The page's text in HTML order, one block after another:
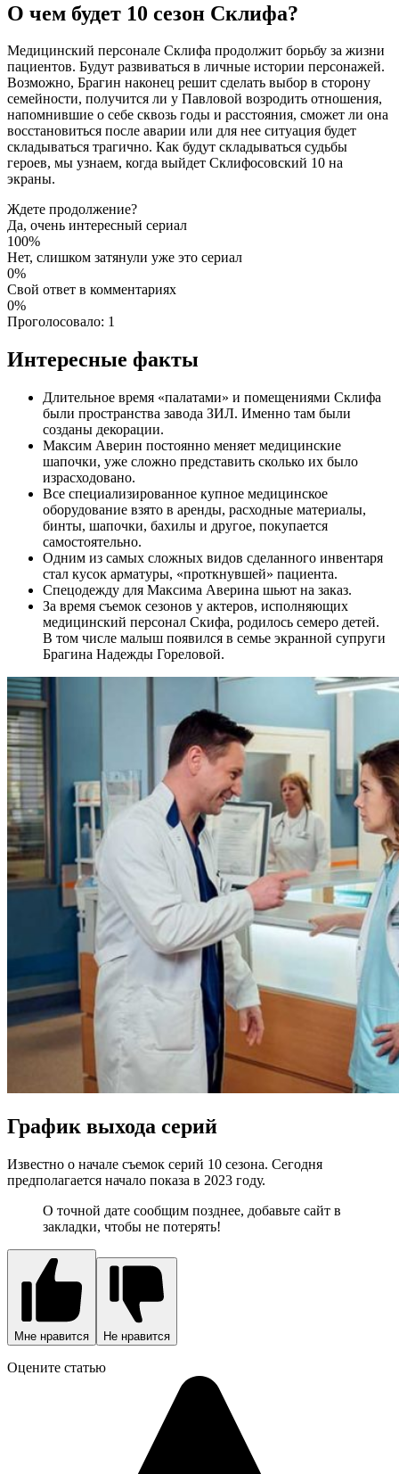
О чем будет 10 сезон Склифа?
Медицинский персонале Склифа продолжит борьбу за жизни
пациентов. Будут развиваться в личные истории персонажей.
Возможно, Брагин наконец решит сделать выбор в сторону
семейности, получится ли у Павловой возродить отношения,
напомнившие о себе сквозь годы и расстояния, сможет ли она
восстановиться после аварии или для нее ситуация будет
складываться трагично. Как будут складываться судьбы
героев, мы узнаем, когда выйдет Склифосовский 10 на
экраны.
Ждете продолжение?
Да, очень интересный сериал
100%
Нет, слишком затянули уже это сериал
0%
Свой ответ в комментариях
0%
Проголосовало: 1
Интересные факты
Длительное время «палатами» и помещениями Склифа
были пространства завода ЗИЛ. Именно там были
созданы декорации.
Максим Аверин постоянно меняет медицинские
шапочки, уже сложно представить сколько их было
израсходовано.
Все специализированное купное медицинское
оборудование взято в аренды, расходные материалы,
бинты, шапочки, бахилы и другое, покупается
самостоятельно.
Одним из самых сложных видов сделанного инвентаря
стал кусок арматуры, «проткнувшей» пациента.
Спецодежду для Максима Аверина шьют на заказ.
За время съемок сезонов у актеров, исполняющих
медицинский персонал Скифа, родилось семеро детей.
В том числе малыш появился в семье экранной супруги
Брагина Надежды Гореловой.
График выхода серий
Известно о начале съемок серий 10 сезона. Сегодня
предполагается начало показа в 2023 году.
О точной дате сообщим позднее, добавьте сайт в
закладки, чтобы не потерять!
Мне нравится Не нравится
Оцените статью